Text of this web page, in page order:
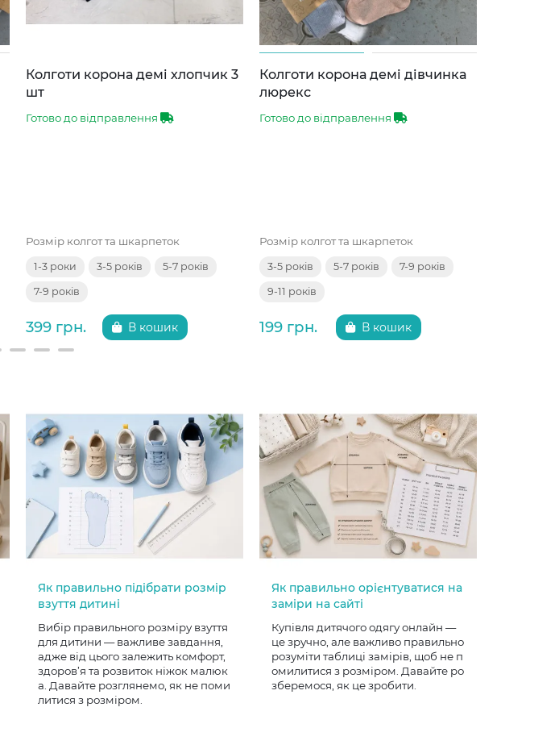
Колготи корона демі хлопчик 3
шт
Готово до відправлення
Розмір колгот та шкарпеток
1-3 роки 3-5 років 5-7 років
7-9 років
399 грн. В кошик
Колготи корона демі дівчинка
люрекс
Готово до відправлення
Розмір колгот та шкарпеток
3-5 років 5-7 років 7-9 років
9-11 років
199 грн. В кошик
Як правильно підібрати розмір
взуття дитині
Вибір правильного розміру взуття
для дитини — важливе завдання,
адже від цього залежить комфорт,
здоров’я та розвиток ніжок малюк
а. Давайте розглянемо, як не поми
литися з розміром.
Як правильно орієнтуватися на
заміри на сайті
Купівля дитячого одягу онлайн —
це зручно, але важливо правильно
розуміти таблиці замірів, щоб не п
омилитися з розміром. Давайте ро
зберемося, як це зробити.